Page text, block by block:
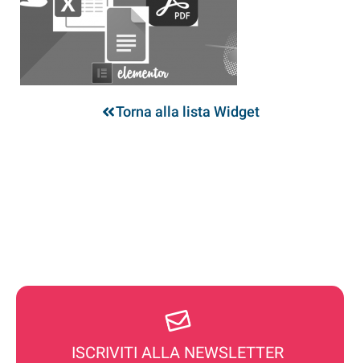
Torna alla lista Widget
ISCRIVITI ALLA NEWSLETTER